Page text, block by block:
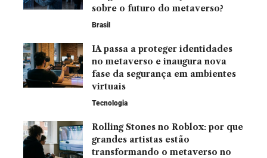
sobre o futuro do metaverso?
Brasil
IA passa a proteger identidades
no metaverso e inaugura nova
fase da segurança em ambientes
virtuais
Tecnologia
Rolling Stones no Roblox: por que
grandes artistas estão
transformando o metaverso no